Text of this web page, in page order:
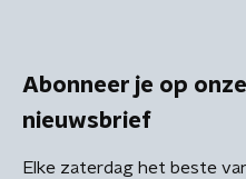
Abonneer je op
nieuwsbrief
Elke zaterdag het beste